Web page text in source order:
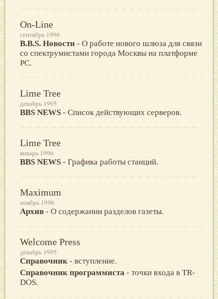
On-Line
сентябрь 1996
B.B.S. Новости - О работе нового шлюза для связи
со спектрумистами города Москвы на платформе
PC.
Lime Tree
декабрь 1995
BBS NEWS - Список действующих серверов.
Lime Tree
январь 1996
BBS NEWS - Графика работы станций.
Maximum
ноябрь 1996
Архив - О содержании разделов газеты.
Welcome Press
декабрь 1995
Справочник - вступление.
Справочник программиста - точки входа в TR-
DOS.